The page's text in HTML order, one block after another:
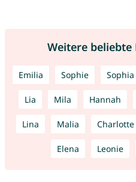
Weitere
Emilia Sophie Sophia
Lia Mila Hannah
Lina Malia Charlotte
Elena Leonie